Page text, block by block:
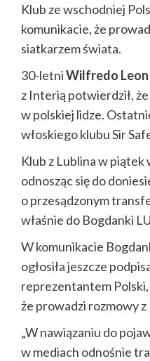
Klub ze wschodniej
komunikacie, że
siatkarzem świata.
30-letniWilfredo Leon
z Interią potwierdził,
w polskiej lidze.
włoskiego klubu Sir
Klub z Lublina w piątek
odnosząc się do
o przesądzonym
właśnie do Bogdanki
W komunikacie
ogłosiła jeszcze
reprezentantem
że prowadzi rozmowy z
„W nawiązaniu do
w mediach odnośnie